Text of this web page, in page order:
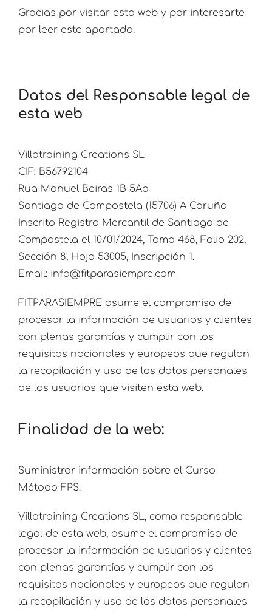
Gracias por visitar esta web y por interesarte
por leer este apartado.
Datos del Responsable legal de
esta web
Villatraining Creations SL
CIF: B56792104
Rua Manuel Beiras 1B 5Aa
Santiago de Compostela (15706) A Coruña
Inscrito Registro Mercantil de Santiago de
Compostela el 10/01/2024, Tomo 468, Folio 202,
Sección 8, Hoja 53005, Inscripción 1.
Email: info@fitparasiempre.com
FITPARASIEMPRE asume el compromiso de
procesar la información de usuarios y clientes
con plenas garantías y cumplir con los
requisitos nacionales y europeos que regulan
la recopilación y uso de los datos personales
de los usuarios que visiten esta web.
Finalidad de la web:
Suministrar información sobre el Curso
Método FPS.
Villatraining Creations SL, como responsable
legal de esta web, asume el compromiso de
procesar la información de usuarios y clientes
con plenas garantías y cumplir con los
requisitos nacionales y europeos que regulan
la recopilación y uso de los datos personales